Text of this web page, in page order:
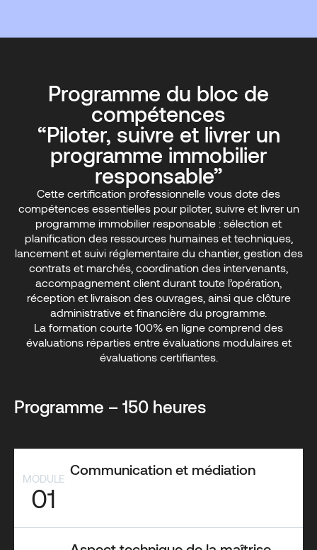
Programme du bloc de
compétences
“Piloter, suivre et livrer un
programme immobilier
responsable”
Cette certification professionnelle vous dote des
compétences essentielles pour piloter, suivre et livrer un
programme immobilier responsable : sélection et
planification des ressources humaines et techniques,
lancement et suivi réglementaire du chantier, gestion des
contrats et marchés, coordination des intervenants,
accompagnement client durant toute l’opération,
réception et livraison des ouvrages, ainsi que clôture
administrative et financière du programme.
La formation courte 100% en ligne comprend des
évaluations réparties entre évaluations modulaires et
évaluations certifiantes.
Programme – 150 heures
MODULE
01
Communication et médiation